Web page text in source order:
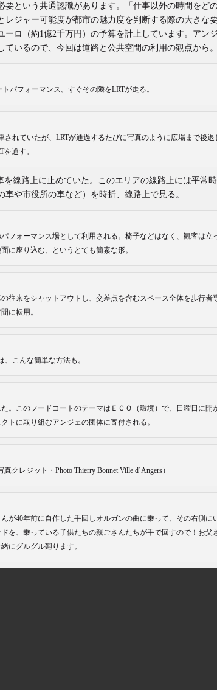
という共通認識があります。「仕事以外の時間をど
ジャー可能度が都市の魅力度を判断する際の大きな
ロ（約1億2千万円）の予算を計上しています。アン
いるので、今回は道路と公共空間の利用の観点から。
パフォーマンス。すぐその隣をLRTが走る。
れていたが、LRTが通過するたびに写真のように広場まで後退
を通す。
線路上に止めていた。このエリアの線路上には平常時
や市役所の車など）を時折、線路上で見る。
フォーマンス場として利用される。椅子などはなく、観客は立
に座り込む、というとても簡素な形。
往来をシャットアウトし、交差点を含むスペース全体を歩行者
に転用。
、こんな簡単な方法も。
。このフードコートのテーマはＥＣＯ（環境）で、日曜日に開
トに取り組むアンジェの団体に寄付される。
レジット・Photo Thierry Bonnet Ville d’Angers）
が40年前に自作した手回しオルガンの曲に乗って、その右側に
を、乗っている子供たちの親ごさんたちが手で回すので！お父
にグルグル廻ります。